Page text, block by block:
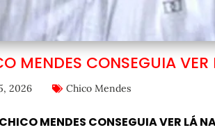
MENDES CONSEGUIA VER
2026 Chico Mendes
MENDES CONSEGUIA VER LÁ